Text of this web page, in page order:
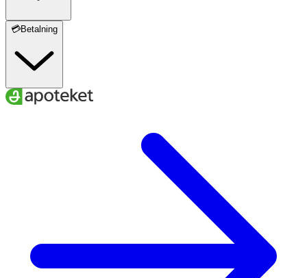
💳Betalning